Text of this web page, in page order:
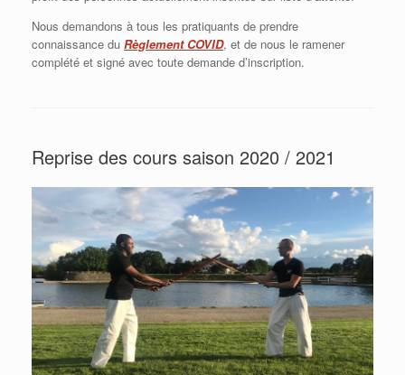
Nous demandons à tous les pratiquants de prendre
connaissance du Règlement COVID, et de nous le ramener
complété et signé avec toute demande d’inscription.
Reprise des cours saison 2020 / 2021